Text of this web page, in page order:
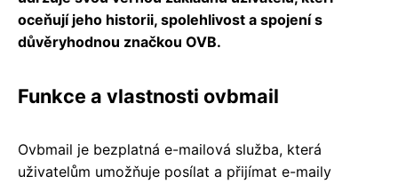
oceňují jeho historii, spolehlivost a spojení s
důvěryhodnou značkou OVB.
Funkce a vlastnosti ovbmail
Ovbmail je bezplatná e-mailová služba, která
uživatelům umožňuje posílat a přijímat e-maily